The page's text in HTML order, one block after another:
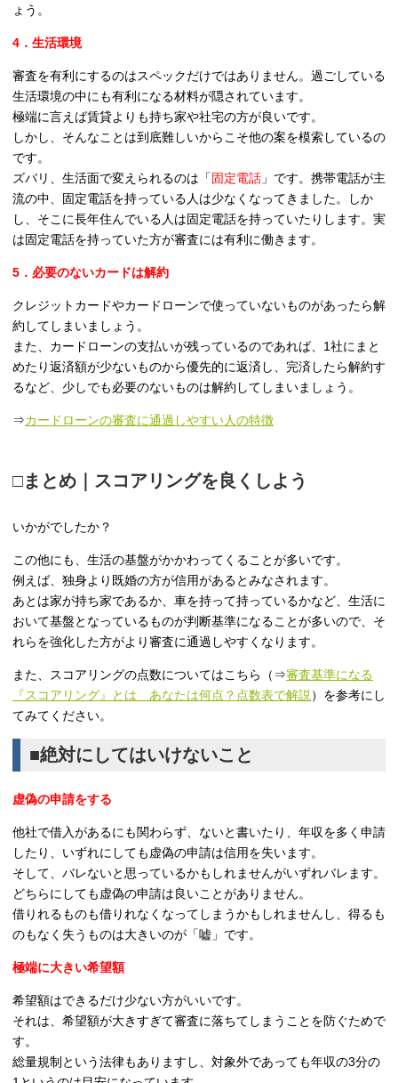
ょう。
4．生活環境
審査を有利にするのはスペックだけではありません。過ごしている
生活環境の中にも有利になる材料が隠されています。
極端に言えば賃貸よりも持ち家や社宅の方が良いです。
しかし、そんなことは到底難しいからこそ他の案を模索しているの
です。
ズバリ、生活面で変えられるのは「固定電話 」です。携帯電話が主
流の中、固定電話を持っている人は少なくなってきました。しか
し、そこに長年住んでいる人は固定電話を持っていたりします。実
は固定電話を持っていた方が審査には有利に働きます。
5．必要のないカードは解約
クレジットカードやカードローンで使っていないものがあったら解
約してしまいましょう。
また、カードローンの支払いが残っているのであれば、1社にまと
めたり返済額が少ないものから優先的に返済し、完済したら解約す
るなど、少しでも必要のないものは解約してしまいましょう。
⇒カードローンの審査に通過しやすい人の特徴
□まとめ｜スコアリングを良くしよう
いかがでしたか？
この他にも、生活の基盤がかかわってくることが多いです。
例えば、独身より既婚の方が信用があるとみなされます。
あとは家が持ち家であるか、車を持って持っているかなど、生活に
おいて基盤となっているものが判断基準になることが多いので、そ
れらを強化した方がより審査に通過しやすくなります。
また、スコアリングの点数についてはこちら（⇒審査基準になる
『スコアリング』とは あなたは何点？点数表で解説 ）を参考にし
てみてください。
■絶対にしてはいけないこと
虚偽の申請をする
他社で借入があるにも関わらず、ないと書いたり、年収を多く申請
したり、いずれにしても虚偽の申請は信用を失います。
そして、バレないと思っているかもしれませんがいずれバレます。
どちらにしても虚偽の申請は良いことがありません。
借りれるものも借りれなくなってしまうかもしれませんし、得るも
のもなく失うものは大きいのが「嘘」です。
極端に大きい希望額
希望額はできるだけ少ない方がいいです。
それは、希望額が大きすぎて審査に落ちてしまうことを防ぐためで
す。
総量規制という法律もありますし、対象外であっても年収の3分の